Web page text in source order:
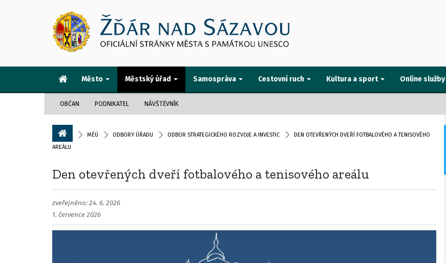
Město Městský úřad Samospráva Cestovní ruch Kultura a sport Online služby
OBČAN PODNIKATEL NÁVŠTĚVNÍK
MĚÚ ODBORY ÚŘADU ODBOR STRATEGICKÉHO ROZVOJE A INVESTIC
DEN OTEVŘENÝCH DVEŘÍ FOTBALOVÉHO A TENISOVÉHO
AREÁLU
Den otevřených dveří fotbalového a tenisového areálu
zveřejněno: 24. 6. 2026
1. července 2026